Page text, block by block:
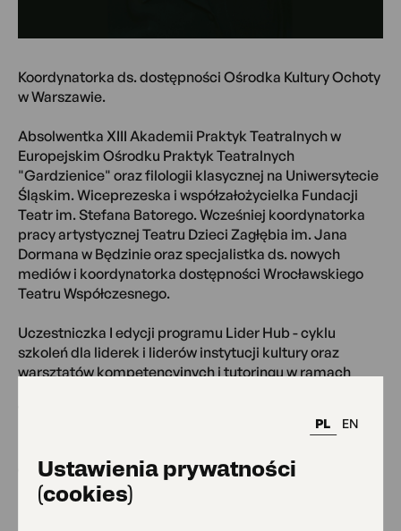
PL EN
Ustawienia prywatności
(cookies)
Koordynatorka ds. dostępności Ośrodka Kultury Ochoty
w Warszawie.
Absolwentka XIII Akademii Praktyk Teatralnych w
Europejskim Ośrodku Praktyk Teatralnych
"Gardzienice" oraz filologii klasycznej na Uniwersytecie
Śląskim. Wiceprezeska i współzałożycielka Fundacji
Teatr im. Stefana Batorego. Wcześniej koordynatorka
pracy artystycznej Teatru Dzieci Zagłębia im. Jana
Dormana w Będzinie oraz specjalistka ds. nowych
mediów i koordynatorka dostępności Wrocławskiego
Teatru Współczesnego.
Uczestniczka I edycji programu Lider Hub - cyklu
szkoleń dla liderek i liderów instytucji kultury oraz
warsztatów kompetencyjnych i tutoringu w ramach
projektów kulturalno-społecznych realizowanych m.in w
OFF Polska, Projektowanie Uniwersalne Kultury.
Posługuje się Polskim Językiem Migowym na poziomie